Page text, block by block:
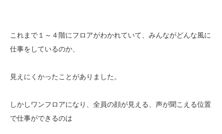
これまで１～４階にフロアがわかれていて、みんながどんな風に
仕事をしているのか、
見えにくかったことがありました。
しかしワンフロアになり、全員の顔が見える、声が聞こえる位置
で仕事ができるのは